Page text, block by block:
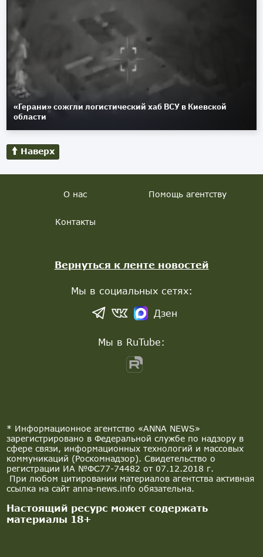
«Герани» сожгли логистический хаб ВСУ в Киевской
области
Наверх
* Информационное агентство «ANNA NEWS»
зарегистрировано в Федеральной службе по надзору в
сфере связи, информационных технологий и массовых
коммуникаций (Роскомнадзор). Свидетельство о
регистрации ИА №ФС77-74482 от 07.12.2018 г.
При любом цитировании материалов агентства активная
ссылка на сайт anna-news.info обязательна.
Настоящий ресурс может содержать
материалы 18+
О нас Помощь агентству
Контакты
Вернуться к ленте новостей
Мы в социальных сетях:
Дзен
Мы в RuTube: